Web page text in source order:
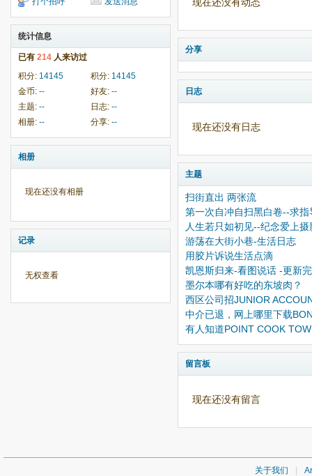
统计信息
已有 214 人来访过
积分: 14145 积分: 14145
金币: -- 好友: --
主题: -- 日志: --
相册: -- 分享: --
相册
现在还没有相册
记录
无权查看
分享
日志
现在还没有日志
主题
扫街直出 两张流
第一次自冲自扫黑白卷--求指
人生若只如初见--纪念爱上
游荡在大街小巷-生活日志
用胶片诉说生活点滴
凯恩斯归来-看图说话 -更新
墨尔本哪有好吃的东坡肉？
西区公司招JUNIOR
中介已退，网上哪里下载
有人知道POINT COOK
留言板
现在还没有留言
关于我们